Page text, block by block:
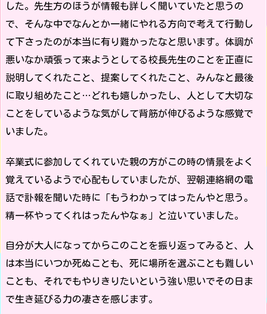
した。先生方のほうが情報も詳しく聞いていたと思うの
で、そんな中でなんとか一緒にやれる方向で考えて行動し
て下さったのが本当に有り難かったなと思います。体調が
悪いなか頑張って来ようとしてる校長先生のことを正直に
説明してくれたこと、提案してくれたこと、みんなと最後
に取り組めたこと…どれも嬉しかったし、人として大切な
ことをしているような気がして背筋が伸びるような感覚で
いました。
卒業式に参加してくれていた親の方がこの時の情景をよく
覚えているようで心配もしていましたが、翌朝連絡網の電
話で訃報を聞いた時に「もうわかってはったんやと思う。
精一杯やってくれはったんやなぁ」と泣いていました。
自分が大人になってからこのことを振り返ってみると、人
は本当にいつか死ぬことも、死に場所を選ぶことも難しい
ことも、それでもやりきりたいという強い思いでその日ま
で生き延びる力の凄さを感じます。